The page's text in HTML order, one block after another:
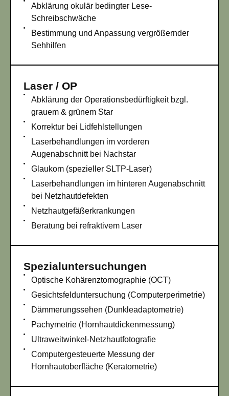
Abklärung okulär bedingter Lese-
Schreibschwäche
Bestimmung und Anpassung vergrößernder
Sehhilfen
Laser / OP
Abklärung der Operationsbedürftigkeit bzgl.
grauem & grünem Star
Korrektur bei Lidfehlstellungen
Laserbehandlungen im vorderen
Augenabschnitt bei Nachstar
Glaukom (spezieller SLTP-Laser)
Laserbehandlungen im hinteren Augenabschnitt
bei Netzhautdefekten
Netzhautgefäßerkrankungen
Beratung bei refraktivem Laser
Spezialuntersuchungen
Optische Kohärenztomographie (OCT)
Gesichtsfelduntersuchung (Computerperimetrie)
Dämmerungssehen (Dunkleadaptometrie)
Pachymetrie (Hornhautdickenmessung)
Ultraweitwinkel-Netzhautfotografie
Computergesteuerte Messung der
Hornhautoberfläche (Keratometrie)